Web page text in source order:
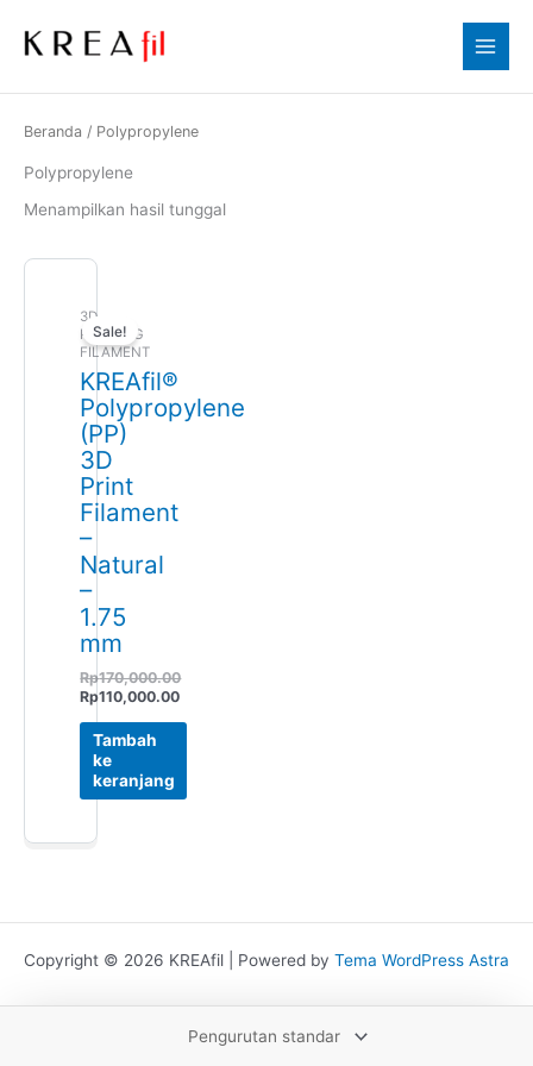
Beranda / Polypropylene
Polypropylene
Menampilkan hasil tunggal
Sale!
3D
PRINTING
FILAMENT
KREAfil®
Polypropylene
(PP)
3D
Print
Filament
–
Natural
–
1.75
mm
Rp170,000.00
Harga
Rp170,000.00.
Rp110,000.00
Harga
adalah:
Rp110,000.00.
Tambah
ke
keranjang
Copyright © 2026 KREAfil | Powered by Tema WordPress Astra